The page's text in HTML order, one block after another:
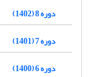
دوره 8 (1402)
دوره 7 (1401)
دوره 6 (1400)